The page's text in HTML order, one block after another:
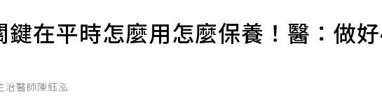
鍵在平時怎麼用怎麼保養！醫：做
治醫師陳鈺泓